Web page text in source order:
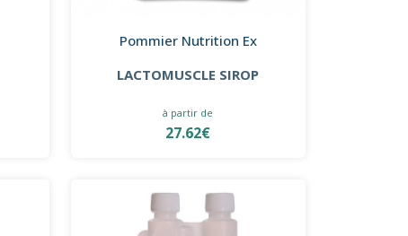
Pommier Nutrition Ex
LACTOMUSCLE SIROP
à partir de
27.62€